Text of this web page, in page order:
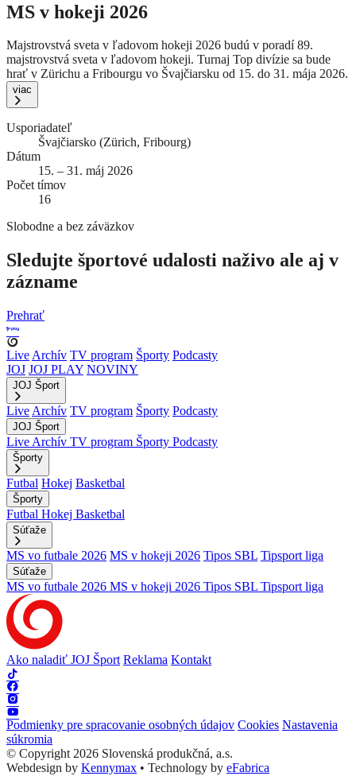
MS v hokeji 2026
Majstrovstvá sveta v ľadovom hokeji 2026 budú v poradí 89.
majstrovstvá sveta v ľadovom hokeji. Turnaj Top divízie sa bude
hrať v Zürichu a Fribourgu vo Švajčiarsku od 15. do 31. mája 2026.
viac
Usporiadateľ
Švajčiarsko (Zürich, Fribourg)
Dátum
15. – 31. máj 2026
Počet tímov
16
Slobodne a bez záväzkov
Sledujte športové udalosti naživo ale aj v
zázname
Prehrať
Live Archív TV program Športy Podcasty
JOJ JOJ PLAY NOVINY
JOJ Šport
Live Archív TV program Športy Podcasty
JOJ Šport
Live Archív TV program Športy Podcasty
Športy
Futbal Hokej Basketbal
Športy
Futbal Hokej Basketbal
Súťaže
MS vo futbale 2026 MS v hokeji 2026 Tipos SBL Tipsport liga
Súťaže
MS vo futbale 2026 MS v hokeji 2026 Tipos SBL Tipsport liga
Ako naladiť JOJ Šport Reklama Kontakt
Podmienky pre spracovanie osobných údajov Cookies Nastavenia
súkromia
© Copyright 2026 Slovenská produkčná, a.s.
Webdesign by Kennymax • Technology by eFabrica